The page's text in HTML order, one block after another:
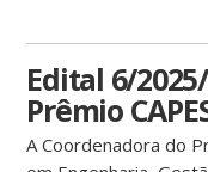
Edital 6/2025/
Prêmio
A Coordenadora do